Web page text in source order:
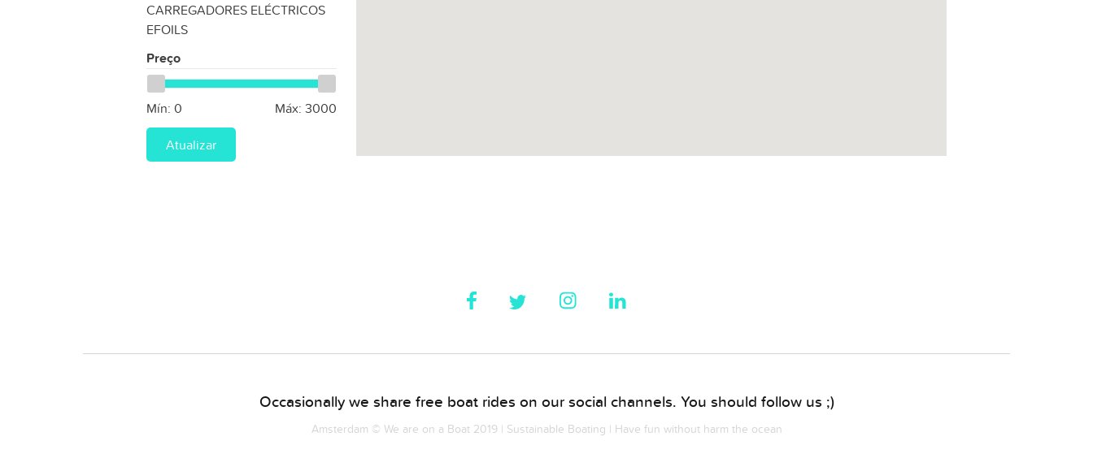
CARREGADORES ELÉCTRICOS
EFOILS
Preço
Mín: 0 Máx: 3000
Atualizar
Occasionally we share free boat rides on our social channels. You should follow us ;)
Amsterdam © We are on a Boat 2019 | Sustainable Boating | Have fun without harm the ocean